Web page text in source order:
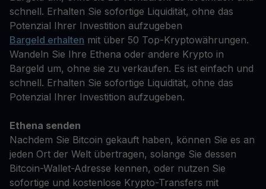
schnell. Erhalten Sie sofortige Liquidität, ohne das
Potenzial Ihrer Investition aufzugeben
Bargeld erhalten mit über 50 Top-Kryptowährungen.
Wandeln Sie Ihre Ethena oder andere Krypto in
Bargeld um, ohne sie zu verkaufen. Es ist einfach und
schnell. Erhalten Sie sofortige Liquidität, ohne das
Potenzial Ihrer Investition aufzugeben.
Ethena senden
Nachdem Sie Bitcoin gekauft haben, können Sie es an
jeden Ort der Welt übertragen, solange Sie dessen
Bitcoin-Wallet-Adresse kennen, oder nutzen Sie
sofortige und kostenlose Krypto-Transfers mit